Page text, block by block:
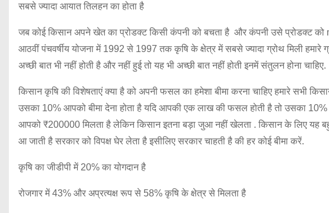
सबसे ज्यादा आयात तिलहन का होता है
जब कोई किसान अपने खेत का प्रोडक्ट किसी कंपनी को बचता है और कंपनी उसे प्रोडक्ट
आठवीं पंचवर्षीय योजना में 1992 से 1997 तक कृषि के क्षेत्र में सबसे ज्यादा ग्रोथ मिली हमारे
अच्छी बात भी नहीं होती है और नहीं हुई तो यह भी अच्छी बात नहीं होती इनमें संतुलन होना चाहिए.
किसान कृषि की विशेषताएं क्या है को अपनी फसल का हमेशा बीमा करना चाहिए हमारे सभी
उसका 10% आपको बीमा देना होता है यदि आपकी एक लाख की फसल होती है तो उसका
आपको ₹200000 मिलता है लेकिन किसान इतना बड़ा जुआ नहीं खेलता . किसान के लिए यह
आ जाती है सरकार को विपक्ष घेर लेता है इसीलिए सरकार चाहती है की हर कोई बीमा करें.
कृषि का जीडीपी में 20% का योगदान है
रोजगार में 43% और अप्रत्यक्ष रूप से 58% कृषि के क्षेत्र से मिलता है